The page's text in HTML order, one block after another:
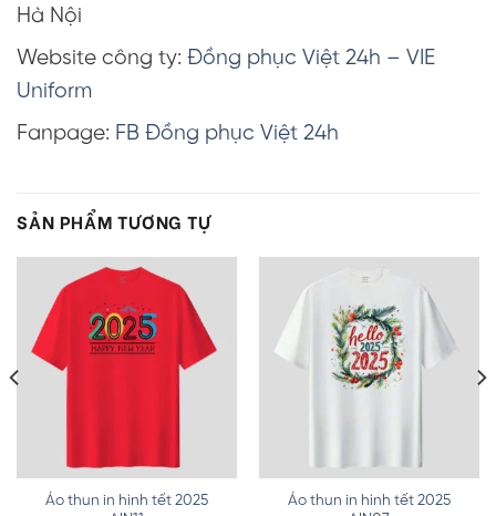
Hà Nội
Website công ty: Đồng phục Việt 24h – VIE
Uniform
Fanpage: FB Đồng phục Việt 24h
SẢN PHẨM TƯƠNG TỰ
Áo thun in hình tết 2025
Áo thun in hình tết 2025